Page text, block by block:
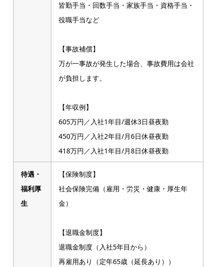
皆勤手当・回数手当・家族手当・資格手当・
役職手当など
【事故補償】
万が一事故が発生した場合、事故費用は会社
が負担します。
【年収例】
605万円／入社1年目/週休3日昼夜勤
450万円／入社2年目/月6日休昼夜勤
418万円／入社1年目/月8日休昼夜勤
待遇・
福利厚
生
【保険制度】
社会保険完備（雇用・労災・健康・厚生年
金）
【退職金制度】
退職金制度（入社5年目から）
再雇用あり（定年65歳（延長あり））